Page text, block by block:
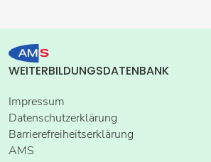
WEITERBILDUNGSDATENBANK
Impressum
Datenschutzerklärung
Barrierefreiheitserklärung
AMS